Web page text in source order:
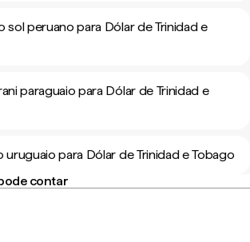
sol peruano para Dólar de Trinidad e
paraguaio para Dólar de Trinidad e
uruguaio para Dólar de Trinidad e Tobago
contar